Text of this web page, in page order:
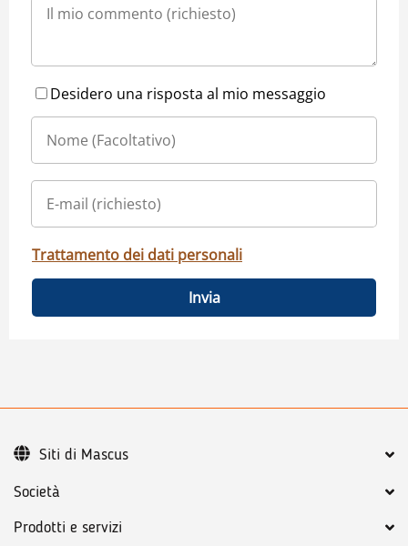
Desidero una risposta al mio messaggio
Trattamento dei dati personali
Invia
Società
Prodotti e servizi
Siti di Mascus